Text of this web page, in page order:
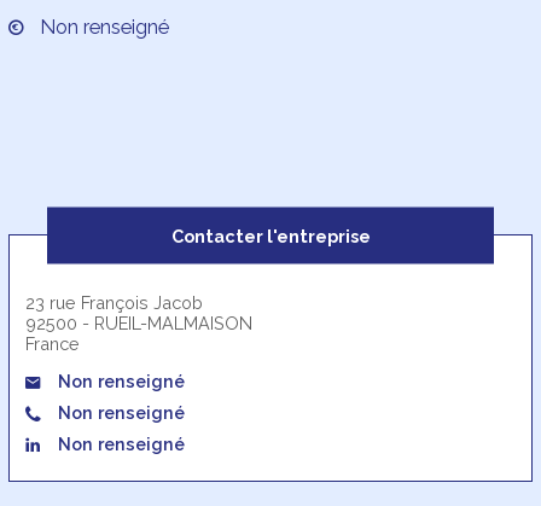
Non renseigné
Contacter l'entreprise
23 rue François Jacob
92500 - RUEIL-MALMAISON
France
Non renseigné
Non renseigné
Non renseigné